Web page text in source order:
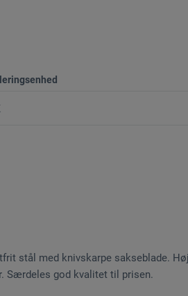
stål med knivskarpe sakseblade.
Særdeles god kvalitet til prisen.